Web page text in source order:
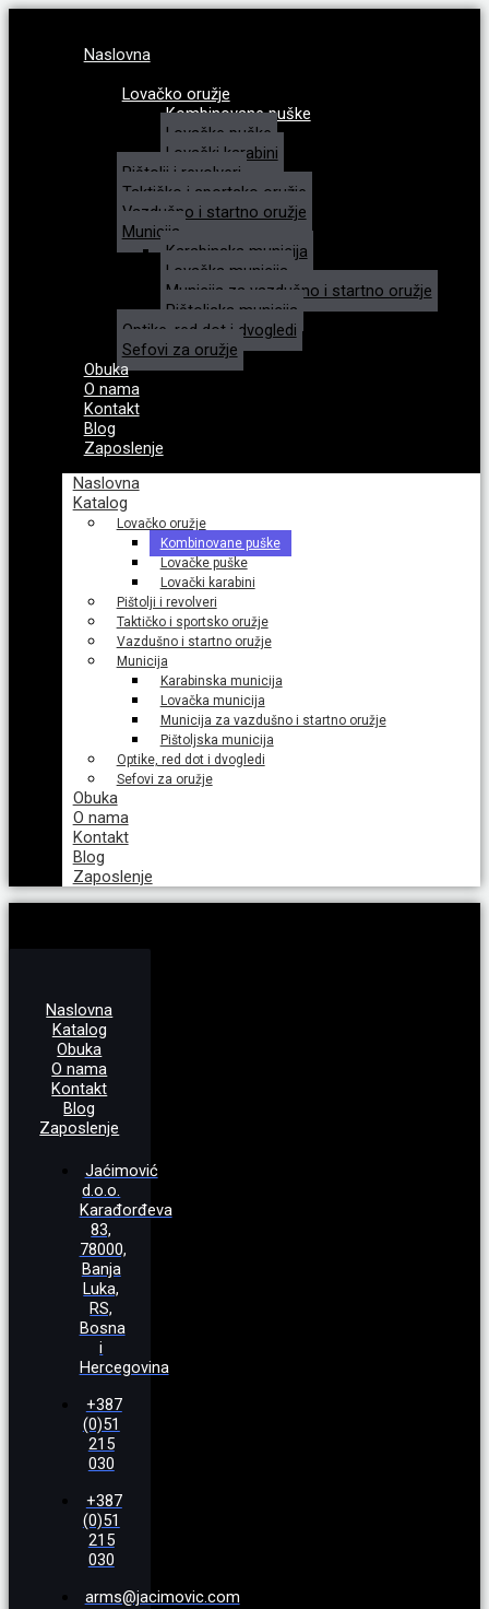
Naslovna
Lovačko oružje
Kombinovane puške
Lovačke puške
Lovački karabini
Pištolji i revolveri
Taktičko i sportsko oružje
Vazdušno i startno oružje
Municija
Karabinska municija
Lovačka municija
Municija za vazdušno i startno oružje
Pištoljska municija
Optike, red dot i dvogledi
Sefovi za oružje
Obuka
O nama
Kontakt
Blog
Zaposlenje
Naslovna
Katalog
Lovačko oružje
Kombinovane puške
Lovačke puške
Lovački karabini
Pištolji i revolveri
Taktičko i sportsko oružje
Vazdušno i startno oružje
Municija
Karabinska municija
Lovačka municija
Municija za vazdušno i startno oružje
Pištoljska municija
Optike, red dot i dvogledi
Sefovi za oružje
Obuka
O nama
Kontakt
Blog
Zaposlenje
Naslovna
Katalog
Obuka
O nama
Kontakt
Blog
Zaposlenje
Jaćimović
d.o.o.
Karađorđeva
83,
78000,
Banja
Luka,
RS,
Bosna
i
Hercegovina
+387
(0)51
215
030
+387
(0)51
215
030
arms@jacimovic.com